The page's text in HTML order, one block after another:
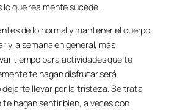
lo que realmente sucede.
de lo normal y mantener el cuerpo,
y la semana en general, más
tiempo para actividades que te
te hagan disfrutar será
llevar por la tristeza. Se trata
te hagan sentir bien, a veces con